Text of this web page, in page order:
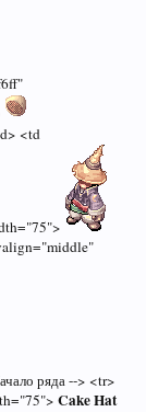
<td
ряда --> <tr>
Cake Hat